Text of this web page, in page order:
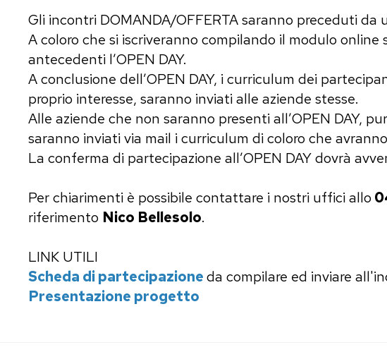
Gli incontri DOMANDA/OFFERTA saranno preceduti
A coloro che si iscriveranno compilando il modulo online
antecedenti l’OPEN DAY.
A conclusione dell’OPEN DAY, i curriculum dei
proprio interesse, saranno inviati alle aziende stesse.
Alle aziende che non saranno presenti all’OPEN DAY,
saranno inviati via mail i curriculum di coloro che
La conferma di partecipazione all’OPEN DAY dovrà
Per chiarimenti è possibile contattare i nostri uffici allo
riferimento Nico Bellesolo.
LINK UTILI
Scheda di partecipazioneda compilare ed inviare
Presentazione progetto